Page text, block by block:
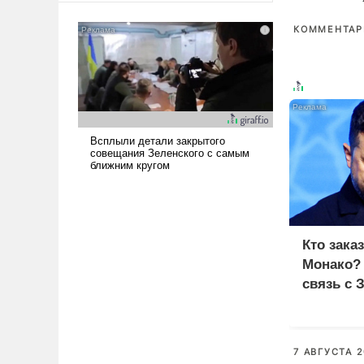
Сложившаяся ситуация
означает многолетний период
уязвимости США, например,
перед Китаем.
Кто
связь с
7 АВГУСТА